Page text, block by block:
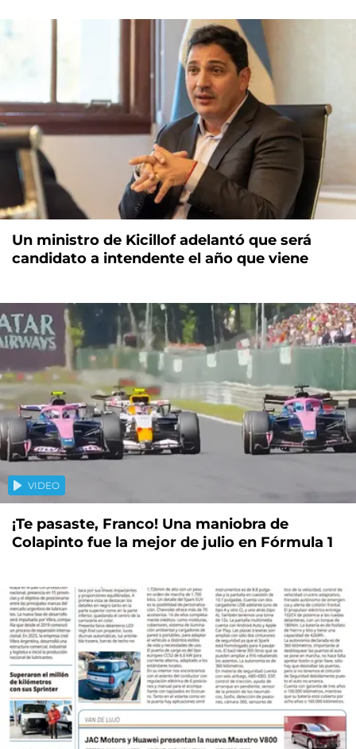
Un ministro de Kicillof adelantó que será
candidato a intendente el año que viene
VIDEO
¡Te pasaste, Franco! Una maniobra de
Colapinto fue la mejor de julio en Fórmula 1